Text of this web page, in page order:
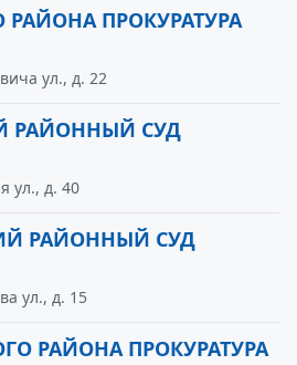
РАЙОНА ПРОКУРАТУРА
ул., д. 22
РАЙОННЫЙ СУД
ул., д. 40
РАЙОННЫЙ СУД
ул., д. 15
РАЙОНА ПРОКУРАТУРА